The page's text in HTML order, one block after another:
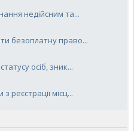
недійсним та...
безоплатну право...
осіб, зник...
реєстрації місц...